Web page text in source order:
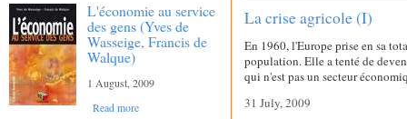
L'économie au service
des gens (Yves de
Wasseige, Francis de
Walque)
1 August, 2009
Read more
La crise agricole (I)
En 1960, l'Europe prise en sa
population. Elle a tenté de
qui n'est pas un secteur
31 July, 2009